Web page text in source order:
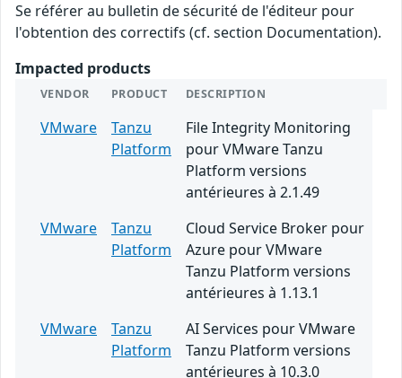
Se référer au bulletin de sécurité de l'éditeur pour
l'obtention des correctifs (cf. section Documentation).
Impacted products
VENDOR PRODUCT DESCRIPTION
VMware
Tanzu
Platform
File Integrity Monitoring
pour VMware Tanzu
Platform versions
antérieures à 2.1.49
VMware
Tanzu
Platform
Cloud Service Broker pour
Azure pour VMware
Tanzu Platform versions
antérieures à 1.13.1
VMware
Tanzu
Platform
AI Services pour VMware
Tanzu Platform versions
antérieures à 10.3.0